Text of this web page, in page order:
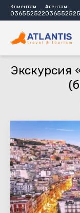
Клиентам
036552522
Агентам
036552525
Экскурсия